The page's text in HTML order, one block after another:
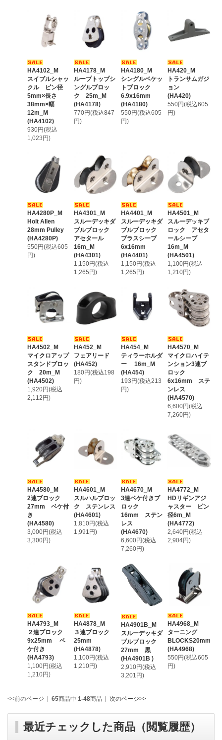
HA4102_M
スイブルシャッ
クル ピン径
5mm×長さ
38mm×幅
12m_M
(HA4102)
930円(税込
1,023円)
HA4178_M
ループトップシ
ングルブロッ
ク 25m_M
(HA4178)
770円(税込847
円)
HA4180_M
シングルベケッ
トブロック
6.9x16mm
(HA4180)
550円(税込605
円)
HA420_M
トランサムガジ
ョン
(HA420)
550円(税込605
円)
HA4280P_M
Holt Allen
28mm Pulley
(HA4280P)
550円(税込605
円)
HA4301_M
スルーデッキダ
ブルブロック
アセタール
16m_M
(HA4301)
1,150円(税込
1,265円)
HA4401_M
スルーデッキダ
ブルブロック
ブラスシーブ
6x16mm
(HA4401)
1,150円(税込
1,265円)
HA4501_M
スルーデッキブ
ロック アセタ
ールシーブ
16m_M
(HA4501)
1,100円(税込
1,210円)
HA4502_M
マイクロアップ
スタンドブロッ
ク 20m_M
(HA4502)
1,920円(税込
2,112円)
HA452_M
フェアリード
(HA452)
180円(税込198
円)
HA454_M
ティラーホルダ
ー 16m_M
(HA454)
193円(税込213
円)
HA4570_M
マイクロハイテ
ンション3連ブ
ロック
6x16mm ステ
ンレス
(HA4570)
6,600円(税込
7,260円)
HA4580_M
2連ブロック
27mm ベケ付
き
(HA4580)
3,000円(税込
3,300円)
HA4601_M
スルハルブロッ
ク ステンレス
(HA4601)
1,810円(税込
1,991円)
HA4670_M
3連ベケ付きブ
ロック
16mm ステン
レス
(HA4670)
6,600円(税込
7,260円)
HA4772_M
HDリギンアジ
ャスター ピン
径6m_M
(HA4772)
2,640円(税込
2,904円)
HA4793_M
２連ブロック
9x25mm ベ
ケ付き
(HA4793)
1,100円(税込
1,210円)
HA4878_M
３連ブロック
25mm
(HA4878)
1,100円(税込
1,210円)
HA4901B_M
スルーデッキダ
ブルブロック
27mm 黒
(HA4901B )
2,910円(税込
3,201円)
HA4968_M
ターニング
BLOCKS20mm
(HA4968)
550円(税込605
円)
<<前のページ 65商品中 1-48商品 次のページ>>
最近チェックした商品（閲覧履歴）